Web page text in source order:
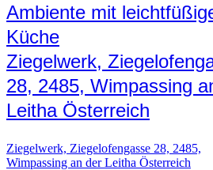
Ambiente mit
Küche
Ziegelwerk,
28, 2485, Wimpassing
Leitha Österreich
Ziegelwerk, Ziegelofengasse 28, 2485,
Wimpassing an der Leitha Österreich